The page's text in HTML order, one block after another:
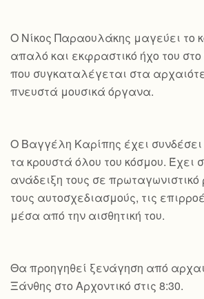
Ο Νίκος Παραουλάκης μαγεύει το
απαλό και εκφραστικό ήχο του
που συγκαταλέγεται στα
πνευστά μουσικά όργανα.
Ο Βαγγέλη Καρίπης έχει
τα κρουστά όλου του κόσμου. Έχει
ανάδειξη τους σε
τους αυτοσχεδιασμούς, τις
μέσα από την αισθητική του.
Θα προηγηθεί ξενάγηση από
Ξάνθης στο Αρχοντικό στις 8:30.